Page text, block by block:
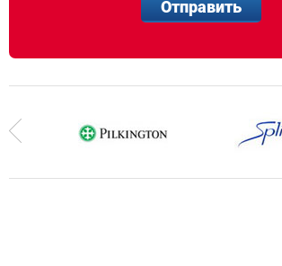
Отправить